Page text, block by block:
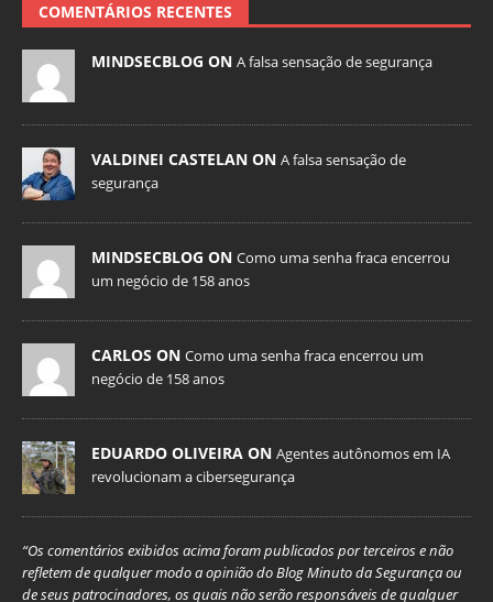
COMENTÁRIOS RECENTES
MINDSECBLOG ON A falsa sensação de segurança
VALDINEI CASTELAN ON A falsa sensação de
segurança
MINDSECBLOG ON Como uma senha fraca encerrou
um negócio de 158 anos
CARLOS ON Como uma senha fraca encerrou um
negócio de 158 anos
EDUARDO OLIVEIRA ON Agentes autônomos em IA
revolucionam a cibersegurança
“Os comentários exibidos acima foram publicados por terceiros e não
refletem de qualquer modo a opinião do Blog Minuto da Segurança ou
de seus patrocinadores, os quais não serão responsáveis de qualquer